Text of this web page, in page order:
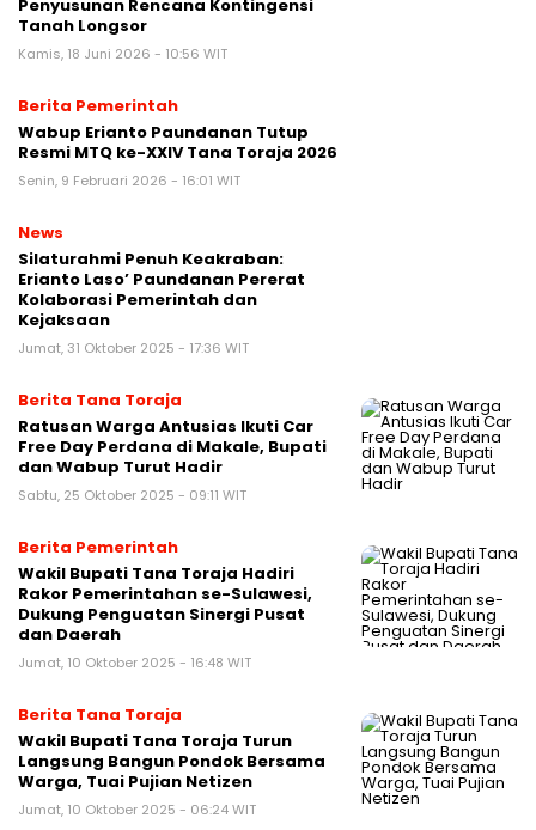
Penyusunan Rencana Kontingensi
Tanah Longsor
Kamis, 18 Juni 2026 - 10:56 WIT
Berita Pemerintah
Wabup Erianto Paundanan Tutup
Resmi MTQ ke-XXIV Tana Toraja 2026
Senin, 9 Februari 2026 - 16:01 WIT
News
Silaturahmi Penuh Keakraban:
Erianto Laso’ Paundanan Pererat
Kolaborasi Pemerintah dan
Kejaksaan
Jumat, 31 Oktober 2025 - 17:36 WIT
Berita Tana Toraja
Ratusan Warga Antusias Ikuti Car
Free Day Perdana di Makale, Bupati
dan Wabup Turut Hadir
Sabtu, 25 Oktober 2025 - 09:11 WIT
Berita Pemerintah
Wakil Bupati Tana Toraja Hadiri
Rakor Pemerintahan se-Sulawesi,
Dukung Penguatan Sinergi Pusat
dan Daerah
Jumat, 10 Oktober 2025 - 16:48 WIT
Berita Tana Toraja
Wakil Bupati Tana Toraja Turun
Langsung Bangun Pondok Bersama
Warga, Tuai Pujian Netizen
Jumat, 10 Oktober 2025 - 06:24 WIT